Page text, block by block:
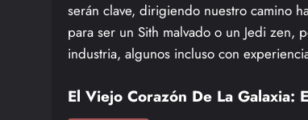
serán clave, dirigiendo nuestro camino
para ser un Sith malvado o un Jedi zen,
industria, algunos incluso con
El Viejo Corazón De La Galaxia: